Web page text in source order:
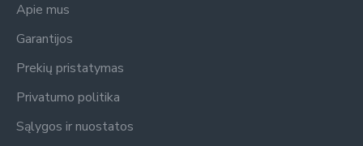
Apie mus
Garantijos
Prekių pristatymas
Privatumo politika
Sąlygos ir nuostatos